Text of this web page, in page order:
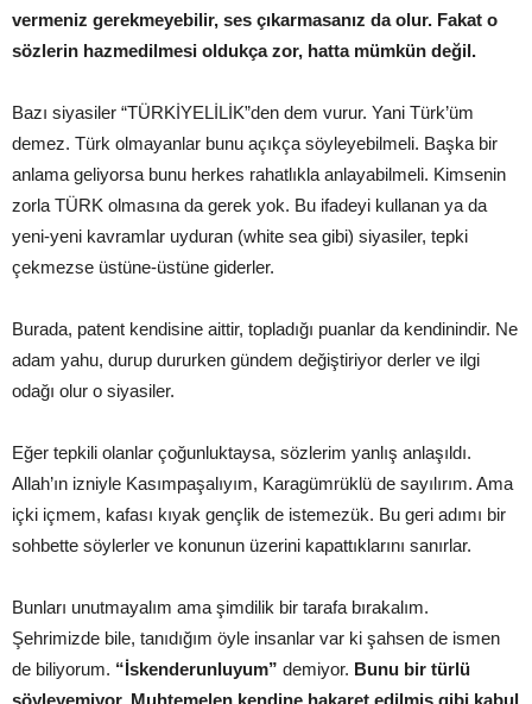
vermeniz gerekmeyebilir, ses çıkarmasanız da olur. Fakat o
sözlerin hazmedilmesi oldukça zor, hatta mümkün değil.
Bazı siyasiler “TÜRKİYELİLİK”den dem vurur. Yani Türk’üm
demez. Türk olmayanlar bunu açıkça söyleyebilmeli. Başka bir
anlama geliyorsa bunu herkes rahatlıkla anlayabilmeli. Kimsenin
zorla TÜRK olmasına da gerek yok. Bu ifadeyi kullanan ya da
yeni-yeni kavramlar uyduran (white sea gibi) siyasiler, tepki
çekmezse üstüne-üstüne giderler.
Burada, patent kendisine aittir, topladığı puanlar da kendinindir. Ne
adam yahu, durup dururken gündem değiştiriyor derler ve ilgi
odağı olur o siyasiler.
Eğer tepkili olanlar çoğunluktaysa, sözlerim yanlış anlaşıldı.
Allah’ın izniyle Kasımpaşalıyım, Karagümrüklü de sayılırım. Ama
içki içmem, kafası kıyak gençlik de istemezük. Bu geri adımı bir
sohbette söylerler ve konunun üzerini kapattıklarını sanırlar.
Bunları unutmayalım ama şimdilik bir tarafa bırakalım.
Şehrimizde bile, tanıdığım öyle insanlar var ki şahsen de ismen
de biliyorum. “İskenderunluyum” demiyor. Bunu bir türlü
söyleyemiyor. Muhtemelen kendine hakaret edilmiş gibi kabul